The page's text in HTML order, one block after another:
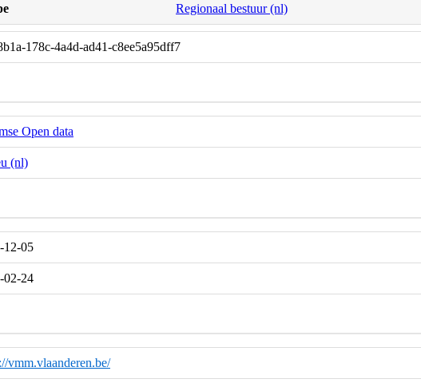
Regionaal bestuur (nl)
178c-4a4d-ad41-c8ee5a95dff7
Open data
(nl)
12-05
02-24
vmm.vlaanderen.be/